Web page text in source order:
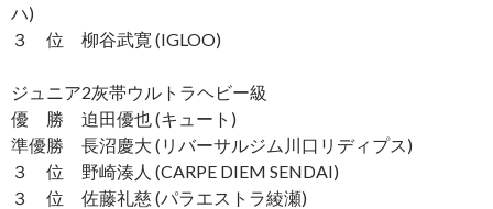
ハ)
３ 位 柳谷武寛 (IGLOO)
ジュニア2灰帯ウルトラヘビー級
優 勝 迫田優也 (キュート)
準優勝 長沼慶大 (リバーサルジム川口リディプス)
３ 位 野崎湊人 (CARPE DIEM SENDAI)
３ 位 佐藤礼慈 (パラエストラ綾瀬)